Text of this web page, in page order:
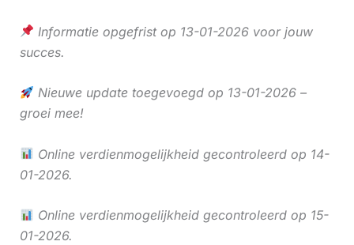
Informatie opgefrist op 13-01-2026 voor jouw
succes.
Nieuwe update toegevoegd op 13-01-2026 –
groei mee!
Online verdienmogelijkheid gecontroleerd op 14-
01-2026.
Online verdienmogelijkheid gecontroleerd op 15-
01-2026.